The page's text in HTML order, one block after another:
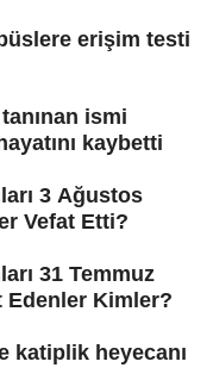
erişim testi
ismi
kaybetti
3 Ağustos
Vefat Etti?
31 Temmuz
Edenler Kimler?
katiplik heyecanı